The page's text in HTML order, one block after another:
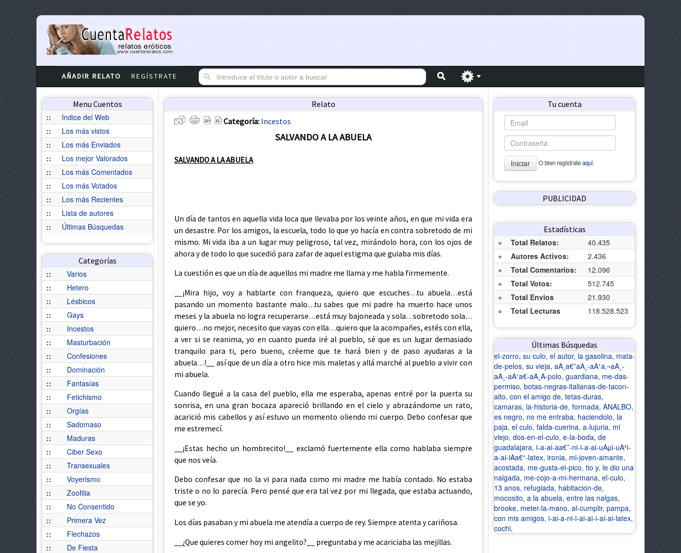
AÑADIR RELATO REGÍSTRATE
Menu Cuentos
::
Indice del Web
::
Los más vistos
::
Los más Enviados
::
Los mejor Valorados
::
Los más Comentados
::
Los más Votados
::
Los más Recientes
::
Lista de autores
::
Últimas Búsquedas
Categorías
::
Varios
::
Hetero
::
Lésbicos
::
Gays
::
Incestos
::
Masturbación
::
Confesiones
::
Dominación
::
Fantasías
::
Fetichismo
::
Orgías
::
Sadomaso
::
Maduras
::
Ciber Sexo
::
Transexuales
::
Voyerismo
::
Zoofilia
::
No Consentido
::
Primera Vez
::
Flechazos
::
De Fiesta
Relato
Categoría: Incestos
SALVANDO A LA ABUELA
SALVANDO A LA ABUELA
Un día de tantos en aquella vida loca que llevaba por los veinte años, en que mi vida era
un desastre. Por los amigos, la escuela, todo lo que yo hacía en contra sobretodo de mi
mismo. Mi vida iba a un lugar muy peligroso, tal vez, mirándolo hora, con los ojos de
ahora y de todo lo que sucedió para zafar de aquel estigma que guiaba mis días.
La cuestión es que un día de aquellos mi madre me llama y me habla firmemente.
__¡Mira hijo, voy a hablarte con franqueza, quiero que escuches…tu abuela…está
pasando un momento bastante malo…tu sabes que mi padre ha muerto hace unos
meses y la abuela no logra recuperarse…está muy bajoneada y sola…sobretodo sola…
quiero…no mejor, necesito que vayas con ella…quiero que la acompañes, estés con ella,
a ver si se reanima, yo en cuanto pueda iré al pueblo, sé que es un lugar demasiado
tranquilo para ti, pero bueno, créeme que te hará bien y de paso ayudaras a la
abuela…!__ así que de un día a otro hice mis maletas y allá marché al pueblo a vivir con
mi abuela.
Cuando llegué a la casa del pueblo, ella me esperaba, apenas entré por la puerta su
sonrisa, en una gran bocaza apareció brillando en el cielo y abrazándome un rato,
acarició mis cabellos y así estuvo un momento oliendo mi cuerpo. Debo confesar que
me estremecí.
__¡Estas hecho un hombrecito!__ exclamó fuertemente ella como hablaba siempre
que nos veía.
Debo confesar que no la vi para nada como mi madre me había contado. No estaba
triste o no lo parecía. Pero pensé que era tal vez por mi llegada, que estaba actuando,
que se yo.
Los días pasaban y mi abuela me atendía a cuerpo de rey. Siempre atenta y cariñosa.
__¿Que quieres comer hoy mi angelito?__ preguntaba y me acariciaba las mejillas.
Tu cuenta
Iniciar O bien regístrateaquí.
PUBLICIDAD
Estadísticas
»
Total Relatos:
40.435
»
Autores Activos:
2.436
»
Total Comentarios:
12.096
»
Total Votos:
512.745
»
Total Envios
21.930
»
Total Lecturas 118.528.523
Últimas Búsquedas
el-zorro, su culo, el autor, la gasolina, mata-
de-pelos, su vieja, aA¸a€”aA¸-aA¹a‚¬aA¸-
aA¸-aA¹a€-aA¸A­-polo, guardiana, me-das-
permiso, botas-negras-italianas-de-tacon-
alto, con el amigo de, tetas-duras,
camaras, la-historia-de, formada, ANALBO,
es negro, no me entraba, haciendolo, la
paja, el culo, falda-cuerina, a-lujuria, mi
viejo, dos-en-el-culo, e-la-boda, de
guadalajara, i-a-ai-aa€˜-ni-i-a-ai-uAµi-uA²i-
a-ai-iA­a€“-latex, ironia, mi-joven-amante,
acostada, me-gusta-el-pico, tio y, le dio una
nalgada, me-cojo-a-mi-hermana, el-culo,
13 anos, refugiada, habitacion-de,
mocosito, a la abuela, entre las nalgas,
brooke, meter-la-mano, al-cumplir, pampa,
con mis amigos, i-ai-a-ni-i-ai-ai-i-ai-ai-latex,
cochi,